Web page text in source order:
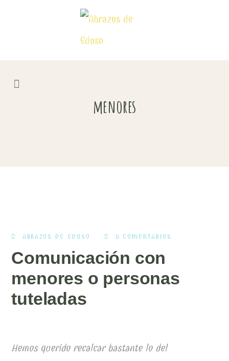
menores
ABRAZOS DE EDUSO 0 COMENTARIOS
Comunicación con
menores o personas
tuteladas
Hemos querido recalcar bastante lo del